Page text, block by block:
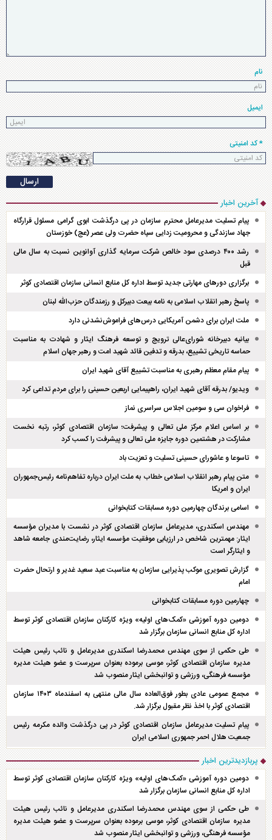
نام
ایمیل
* کد امنیتی
آخرین اخبار
پیام تسلیت مدیرعامل محترم سازمان در پی درگذشت ابوی گرامی مسئول قرارگاه
جهاد سازندگی و محرومیت زدایی سپاه حضرت ولی عصر (عج) خوزستان
رشد ۴۰۰ درصدی سود خالص شرکت سرمایه گذاری آوانوین نسبت به سال مالی
قبل
برگزاری دور‌های مهارتی جدید توسط اداره کل منابع انسانی سازمان اقتصادی کوثر
پاسخ رهبر انقلاب اسلامی به نامه بیعت دبیرکل و رزمندگان حزب‌الله لبنان
ملت ایران برای دشمن آمریکایی درس‌های فراموش‌نشدنی دارد
بیانیه دبیرخانه شورای‌عالی ترویج و توسعه فرهنگ ایثار و شهادت به مناسبت
حماسه تاریخی تشییع، بدرقه و تدفین قائد شهید امت و رهبر جهان اسلام
پیام مقام معظم رهبری به مناسبت تشییع آقای شهید ایران
ویدیو/ بدرقه آقای شهید ایران، راهپیمایی اربعین حسینی را برای مردم تداعی کرد
فراخوان سی و سومین اجلاس سراسری نماز
بر اساس اعلام مرکز ملی تعالی و پیشرفت؛ سازمان اقتصادی کوثر، رتبه نخست
مشارکت در هشتمین دوره جایزه ملی تعالی و پیشرفت را کسب کرد
تاسوعا و عاشورای حسینی تسلیت و تعزیت باد
متن پیام رهبر انقلاب اسلامی خطاب به ملت ایران درباره تفاهم‌نامه رئیس‌جمهوران
ایران و امریکا
اسامی برندگان چهارمین دوره مسابقات کتابخوانی
مهندس اسکندری، مدیرعامل سازمان اقتصادی کوثر در نشست با مدیران مؤسسه
ایثار: مهمترین شاخص در ارزیابی موفقیت مؤسسه ایثار، رضایت‌مندی جامعه شاهد
و ایثارگر است
گزارش تصویری موکب پذیرایی سازمان به مناسبت عید سعید غدیر و ارتحال حضرت
امام
چهارمین دوره مسابقات کتابخوانی
دومین دوره آموزشی «کمک‌های اولیه» ویژه کارکنان سازمان اقتصادی کوثر توسط
اداره کل منابع انسانی سازمان برگزار شد
طی حکمی از سوی مهندس محمدرضا اسکندری مدیرعامل و نائب رئیس هیئت
مدیره سازمان اقتصادی کوثر، موسی برموده بعنوان سرپرست و عضو هیئت مدیره
مؤسسه فرهنگی، ورزشی و توانبخشی ایثار منصوب شد
مجمع عمومی عادی بطور فوق‌العاده سال مالی منتهی به اسفند‌ماه ۱۴۰۳ سازمان
اقتصادی کوثر با اخذ نظر مقبول برگزار شد.
پیام تسلیت مدیرعامل سازمان اقتصادی کوثر در پی درگذشت والده مکرمه رئیس
جمعیت هلال احمر جمهوری اسلامی ایران
پربازدیدترین اخبار
دومین دوره آموزشی «کمک‌های اولیه» ویژه کارکنان سازمان اقتصادی کوثر توسط
اداره کل منابع انسانی سازمان برگزار شد
طی حکمی از سوی مهندس محمدرضا اسکندری مدیرعامل و نائب رئیس هیئت
مدیره سازمان اقتصادی کوثر، موسی برموده بعنوان سرپرست و عضو هیئت مدیره
مؤسسه فرهنگی، ورزشی و توانبخشی ایثار منصوب شد